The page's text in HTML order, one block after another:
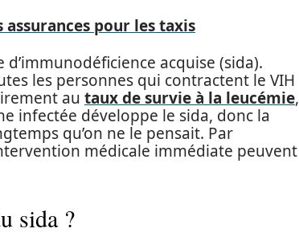
pour les taxis
acquise (sida).
les personnes qui contractent le VIH
au taux de survie à la leucémie,
infectée développe le sida, donc la
qu’on ne le pensait. Par
médicale immédiate peuvent
sida ?